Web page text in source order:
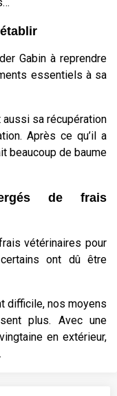
Gabin à reprendre
essentiels à sa
sa récupération
Après ce qu’il a
beaucoup de baume
de frais
vétérinaires pour
ont dû être
difficile, nos moyens
plus. Avec une
en extérieur,